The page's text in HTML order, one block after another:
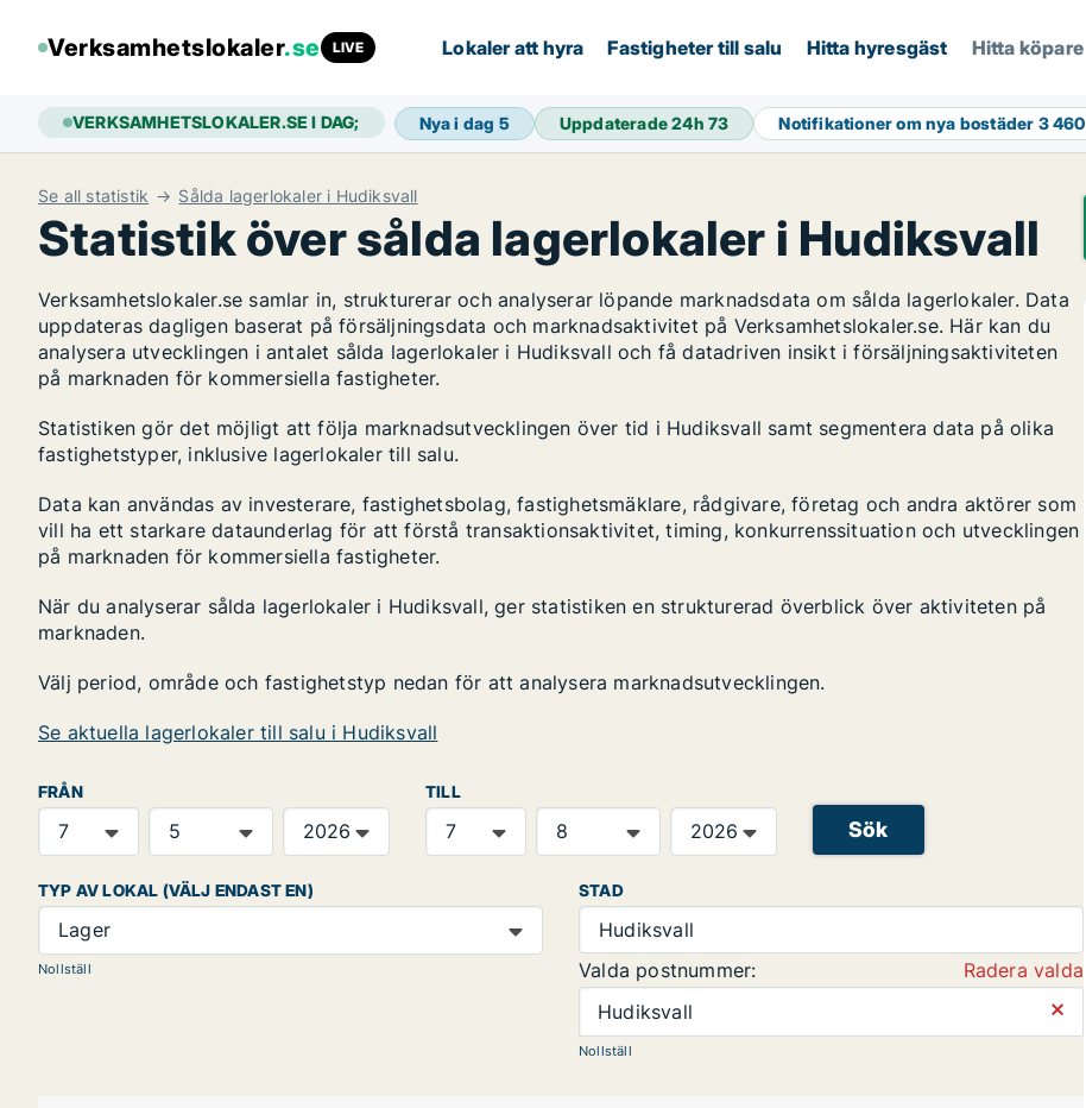
Verksamhetslokaler.se LIVE Lokaler att hyra Fastigheter till salu Hitta hyresgäst Hitta köpare
VERKSAMHETSLOKALER.SE I DAG; Nya i dag 5 Uppdaterade 24h73 Notifikationer om nya bostäder 3 460
Se all statistik Sålda lagerlokaler i Hudiksvall
Statistik över sålda lagerlokaler i Hudiksvall
Verksamhetslokaler.se samlar in, strukturerar och analyserar löpande marknadsdata om sålda lagerlokaler. Data
uppdateras dagligen baserat på försäljningsdata och marknadsaktivitet på Verksamhetslokaler.se. Här kan du
analysera utvecklingen i antalet sålda lagerlokaler i Hudiksvall och få datadriven insikt i försäljningsaktiviteten
på marknaden för kommersiella fastigheter.
Statistiken gör det möjligt att följa marknadsutvecklingen över tid i Hudiksvall samt segmentera data på olika
fastighetstyper, inklusive lagerlokaler till salu.
Data kan användas av investerare, fastighetsbolag, fastighetsmäklare, rådgivare, företag och andra aktörer som
vill ha ett starkare dataunderlag för att förstå transaktionsaktivitet, timing, konkurrenssituation och utvecklingen
på marknaden för kommersiella fastigheter.
När du analyserar sålda lagerlokaler i Hudiksvall, ger statistiken en strukturerad överblick över aktiviteten på
marknaden.
Välj period, område och fastighetstyp nedan för att analysera marknadsutvecklingen.
Se aktuella lagerlokaler till salu i Hudiksvall
FRÅN TILL
Sök
TYP AV LOKAL (VÄLJ ENDAST EN)
Lager
Nollställ
STAD
Hudiksvall
Valda postnummer:
Radera valda
Hudiksvall
⨯
Nollställ